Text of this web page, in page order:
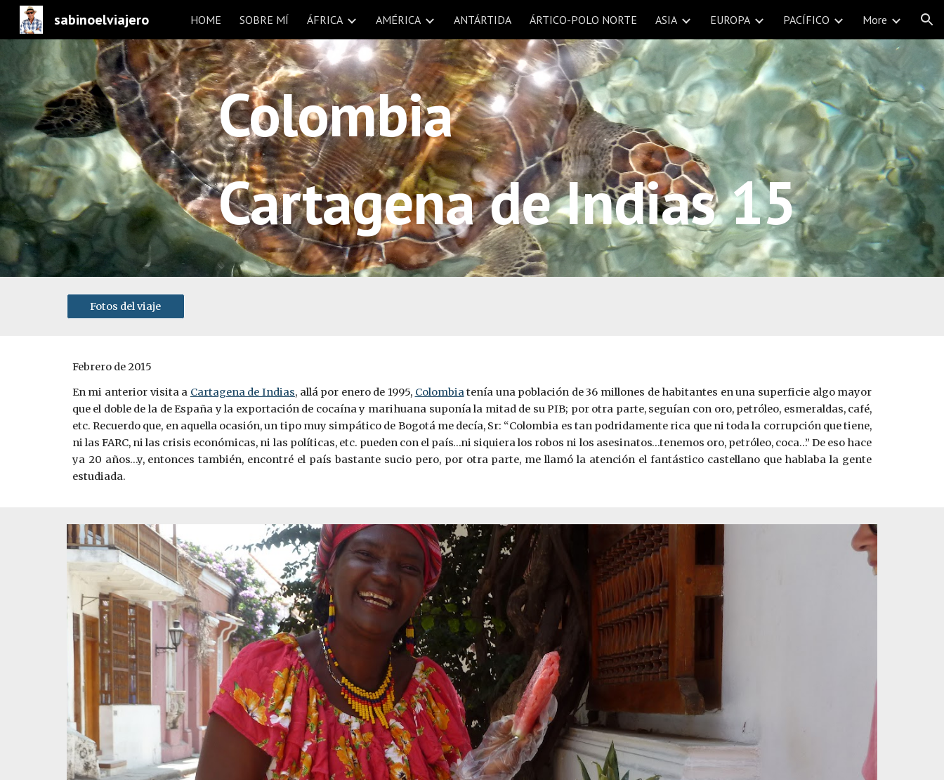
Skip to main content Skip to navigation
sabinoelviajero HOME SOBRE MÍ ÁFRICA AMÉRICA ANTÁRTIDA ÁRTICO-POLO NORTE ASIA EUROPA PACÍFICO More
Colombia
Cartagena de Indias 15
Fotos del viaje
Febrero de 2015
En mi anterior visita a Cartagena de Indias, allá por enero de 1995, Colombiatenía una población de 36 millones de habitantes en una superficie algo mayor
que el doble de la de España y la exportación de cocaína y marihuana suponía la mitad de su PIB; por otra parte, seguían con oro, petróleo, esmeraldas, café,
etc. Recuerdo que, en aquella ocasión, un tipo muy simpático de Bogotá me decía, Sr: “Colombia es tan podridamente rica que ni toda la corrupción que tiene,
ni las FARC, ni las crisis económicas, ni las políticas, etc. pueden con el país…ni siquiera los robos ni los asesinatos…tenemos oro, petróleo, coca…” De eso hace
ya 20 años…y, entonces también, encontré el país bastante sucio pero, por otra parte, me llamó la atención el fantástico castellano que hablaba la gente
estudiada.